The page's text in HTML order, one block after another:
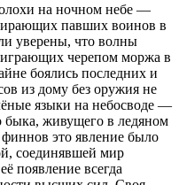
на ночном небе —
павших воинов в
уверены, что волны
черепом моржа в
боялись последних и
из дому без оружия не
языки на небосводе —
быка, живущего в ледяном
это явление было
соединявшей мир
появление всегда